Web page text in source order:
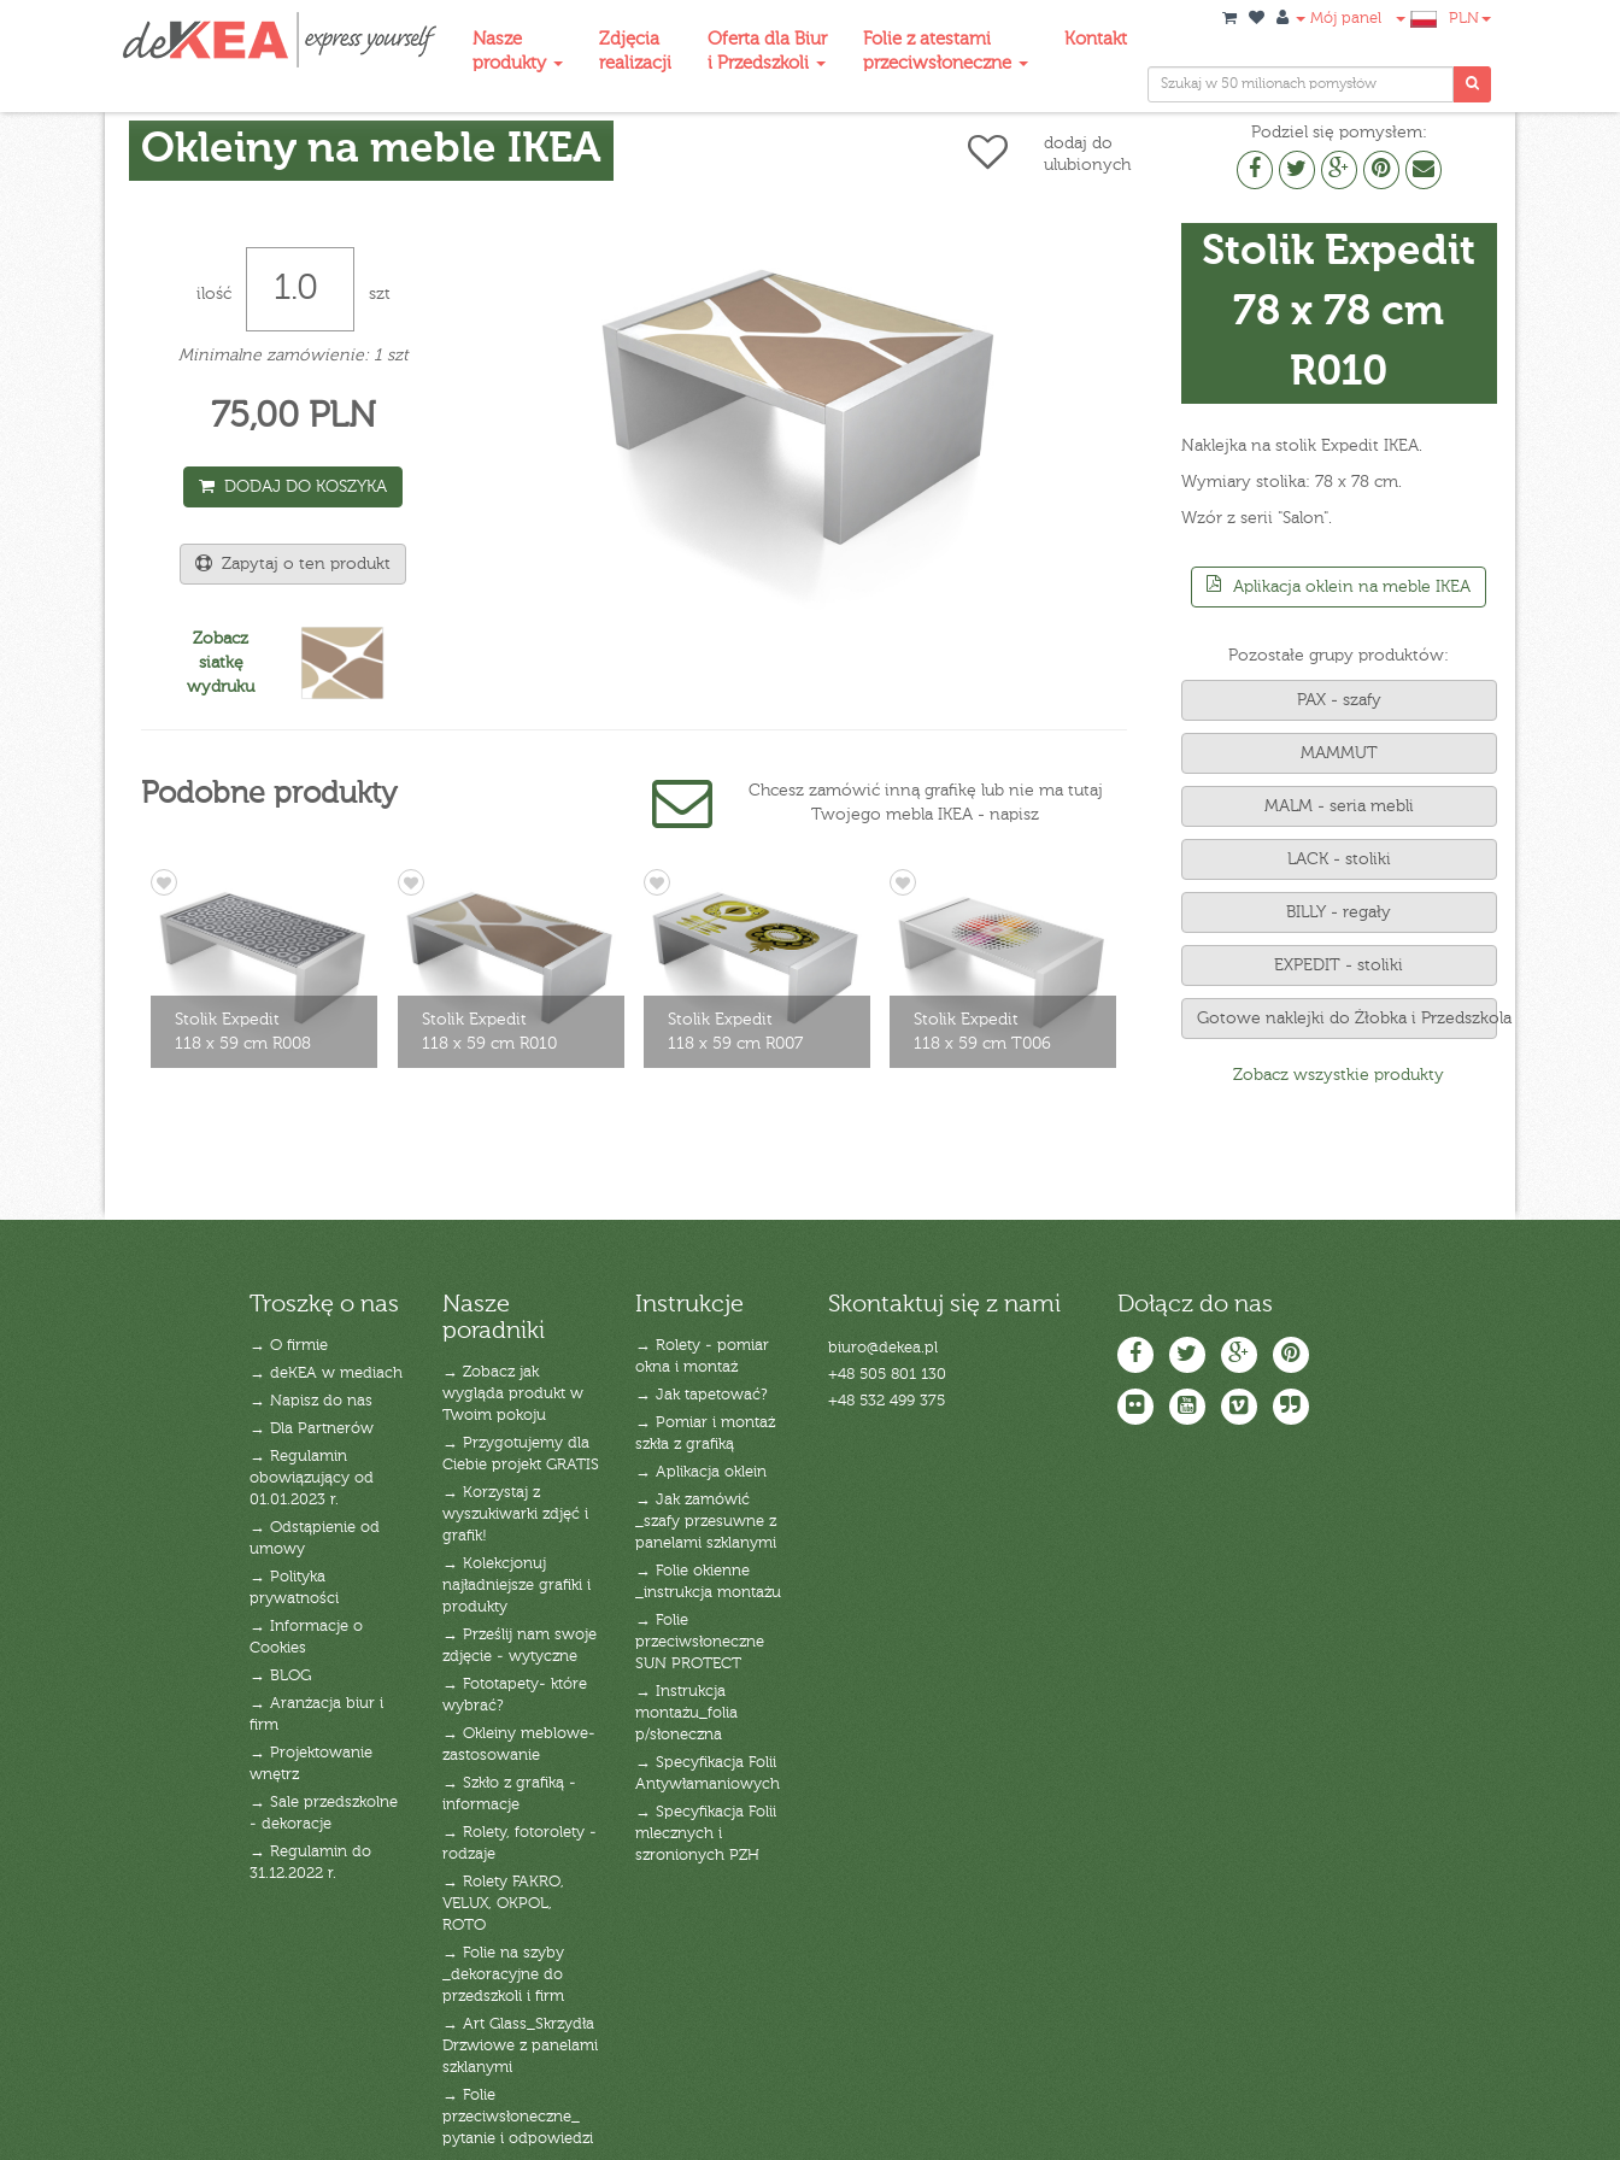
Nasze
produkty
Zdjęcia
realizacji
Oferta dla Biur
i Przedszkoli
Folie z atestami
przeciwsłoneczne
Kontakt
Mój panel PLN
Okleiny na meble IKEA
dodaj do
ulubionych
Podziel się pomysłem:
ilość szt
Minimalne zamówienie: 1 szt
75,00 PLN
DODAJ DO KOSZYKA
Zapytaj o ten produkt
Zobacz
siatkę
wydruku
Podobne produkty
Chcesz zamówić inną grafikę lub nie ma tutaj
Twojego mebla IKEA - napisz
Stolik Expedit
118 x 59 cm R008
Stolik Expedit
118 x 59 cm R010
Stolik Expedit
118 x 59 cm R007
Stolik Expedit
118 x 59 cm T006
Stolik Expedit
78 x 78 cm
R010
Naklejka na stolik Expedit IKEA.
Wymiary stolika: 78 x 78 cm.
Wzór z serii "Salon".
Aplikacja oklein na meble IKEA
Pozostałe grupy produktów:
PAX - szafy
MAMMUT
MALM - seria mebli
LACK - stoliki
BILLY - regały
EXPEDIT - stoliki
Gotowe naklejki do Żłobka i Przedszkola
Zobacz wszystkie produkty
Troszkę o nas
→ O firmie
→ deKEA w mediach
→ Napisz do nas
→ Dla Partnerów
→ Regulamin
obowiązujący od
01.01.2023 r.
→ Odstąpienie od
umowy
→ Polityka
prywatności
→ Informacje o
Cookies
→ BLOG
→ Aranżacja biur i
firm
→ Projektowanie
wnętrz
→ Sale przedszkolne
- dekoracje
→ Regulamin do
31.12.2022 r.
Nasze
poradniki
→ Zobacz jak
wygląda produkt w
Twoim pokoju
→ Przygotujemy dla
Ciebie projekt GRATIS
→ Korzystaj z
wyszukiwarki zdjęć i
grafik!
→ Kolekcjonuj
najładniejsze grafiki i
produkty
→ Prześlij nam swoje
zdjęcie - wytyczne
→ Fototapety- które
wybrać?
→ Okleiny meblowe-
zastosowanie
→ Szkło z grafiką -
informacje
→ Rolety, fotorolety -
rodzaje
→ Rolety FAKRO,
VELUX, OKPOL,
ROTO
→ Folie na szyby
_dekoracyjne do
przedszkoli i firm
→ Art Glass_Skrzydła
Drzwiowe z panelami
szklanymi
→ Folie
przeciwsłoneczne_
pytanie i odpowiedzi
Instrukcje
→ Rolety - pomiar
okna i montaż
→ Jak tapetować?
→ Pomiar i montaż
szkła z grafiką
→ Aplikacja oklein
→ Jak zamówić
_szafy przesuwne z
panelami szklanymi
→ Folie okienne
_instrukcja montażu
→ Folie
przeciwsłoneczne
SUN PROTECT
→ Instrukcja
montażu_folia
p/słoneczna
→ Specyfikacja Folii
Antywłamaniowych
→ Specyfikacja Folii
mlecznych i
szronionych PZH
Skontaktuj się z nami
biuro@dekea.pl
+48 505 801 130
+48 532 499 375
Dołącz do nas